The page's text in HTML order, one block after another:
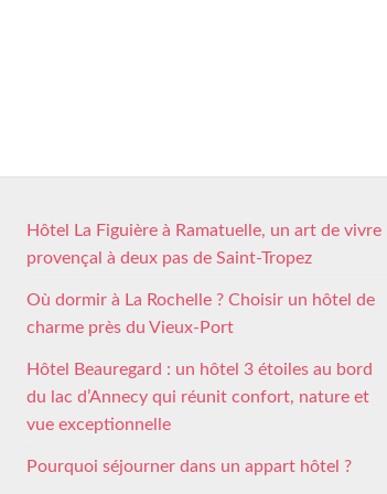
Hôtel La Figuière à Ramatuelle, un art de vivre
provençal à deux pas de Saint-Tropez
Où dormir à La Rochelle ? Choisir un hôtel de
charme près du Vieux-Port
Hôtel Beauregard : un hôtel 3 étoiles au bord
du lac d’Annecy qui réunit confort, nature et
vue exceptionnelle
Pourquoi séjourner dans un appart hôtel ?